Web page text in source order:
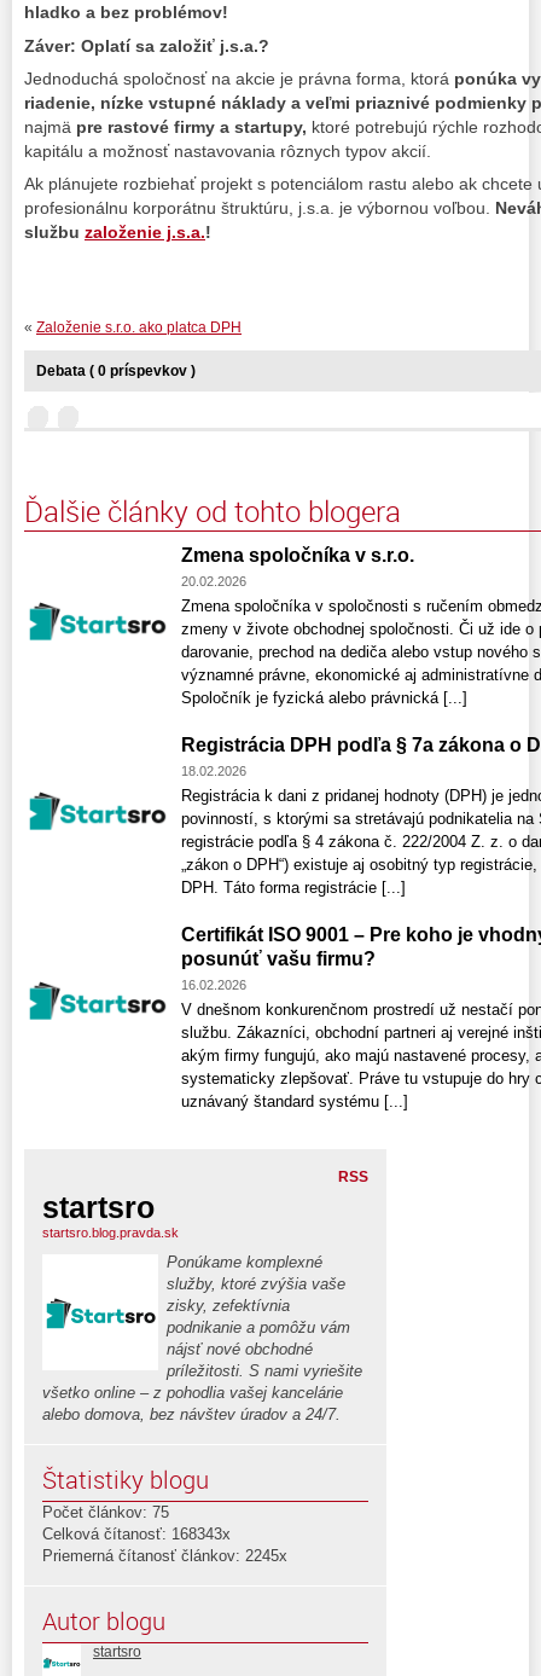
hladko a bez problémov!
Záver: Oplatí sa založiť j.s.a.?
Jednoduchá spoločnosť na akcie je právna forma, ktorá ponúka
riadenie, nízke vstupné náklady a veľmi priaznivé podmienky
najmä pre rastové firmy a startupy, ktoré potrebujú rýchle
kapitálu a možnosť nastavovania rôznych typov akcií.
Ak plánujete rozbiehať projekt s potenciálom rastu alebo ak chcete
profesionálnu korporátnu štruktúru, j.s.a. je výbornou voľbou.
službu založenie j.s.a.!
« Založenie s.r.o. ako platca DPH
Debata ( 0 príspevkov )
Ďalšie články od tohto blogera
Zmena spoločníka v s.r.o.
20.02.2026
Zmena spoločníka v spoločnosti s ručením
zmeny v živote obchodnej spoločnosti. Či už ide o
darovanie, prechod na dediča alebo vstup nového
významné právne, ekonomické aj administratívne
Spoločník je fyzická alebo právnická [...]
Registrácia DPH podľa § 7a zákona o
18.02.2026
Registrácia k dani z pridanej hodnoty (DPH) je
povinností, s ktorými sa stretávajú podnikatelia na
registrácie podľa § 4 zákona č. 222/2004 Z. z. o
„zákon o DPH“) existuje aj osobitný typ
DPH. Táto forma registrácie [...]
Certifikát ISO 9001 – Pre koho je
posunúť vašu firmu?
16.02.2026
V dnešnom konkurenčnom prostredí už nestačí
službu. Zákazníci, obchodní partneri aj verejné
akým firmy fungujú, ako majú nastavené procesy,
systematicky zlepšovať. Práve tu vstupuje do hry
uznávaný štandard systému [...]
RSS
startsro
startsro.blog.pravda.sk
Ponúkame komplexné
služby, ktoré zvýšia vaše
zisky, zefektívnia
podnikanie a pomôžu vám
nájsť nové obchodné
príležitosti. S nami vyriešite
všetko online – z pohodlia vašej kancelárie
alebo domova, bez návštev úradov a 24/7.
Štatistiky blogu
Počet článkov: 75
Celková čítanosť: 168343x
Priemerná čítanosť článkov: 2245x
Autor blogu
startsro